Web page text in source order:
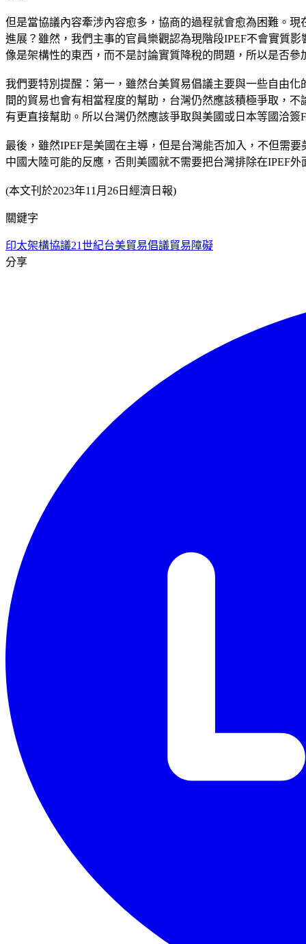
但是當協議內容牽涉內容愈多，協商的過程就會愈為困難。
進展？雖然，我們主事的官員樂觀認為現階段IPEF不會實質
像是架構性的東西，而不是討論實質降稅的問題，所以是否參
我們要特別提醒：第一，雖然台美貿易倡議主要與一些自由
間的貿易也會有相當程度的幫助，台灣仍然應該積極爭取，
有更直接幫助。所以台灣仍然應該爭取與美國或日本等國洽
最後，雖然IPEF是美國在主導，但是台灣能否加入，不但需
中國大陸可能的反應，否則美國就不需要把台灣排除在IPEF外
(本文刊於2023年11月26日經濟日報)
關鍵字
印太架構協議21世紀台美貿易倡議貿易障礙
分享